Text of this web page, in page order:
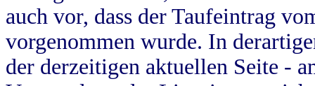
auch vor, dass der Taufeintrag
vorgenommen wurde. In
der derzeitigen aktuellen Seite -